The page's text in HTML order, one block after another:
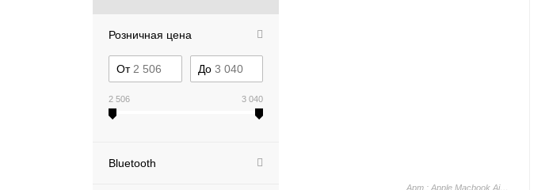
Розничная цена
От До
2 506 3 040
Bluetooth
Арт.: Apple Macbook Air 13" M2 2022 MLY43